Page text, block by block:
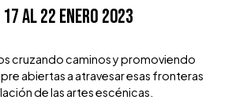
al 22 enero 2023
cruzando caminos y promoviendo
abiertas a atravesar esas fronteras
de las artes escénicas.